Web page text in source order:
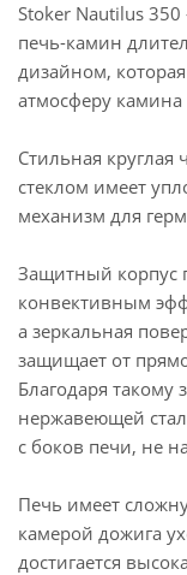
Stoker Nautilus 350
печь-камин
дизайном,
атмосферу
Стильная
стеклом имеет
механизм для
Защитный корпус
конвективным
а зеркальная
защищает от
Благодаря такому
нержавеющей
с боков печи, не
Печь имеет
камерой дожига
достигается